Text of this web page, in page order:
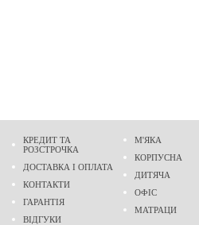
КРЕДИТ ТА
РОЗСТРОЧКА
ДОСТАВКА І ОПЛАТА
КОНТАКТИ
ГАРАНТІЯ
ВІДГУКИ
М'ЯКА
КОРПУСНА
ДИТЯЧА
ОФІС
МАТРАЦИ